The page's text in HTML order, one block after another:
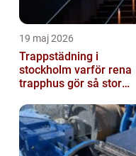
19 maj 2026
Trappstädning i
stockholm varför rena
trapphus gör så stor